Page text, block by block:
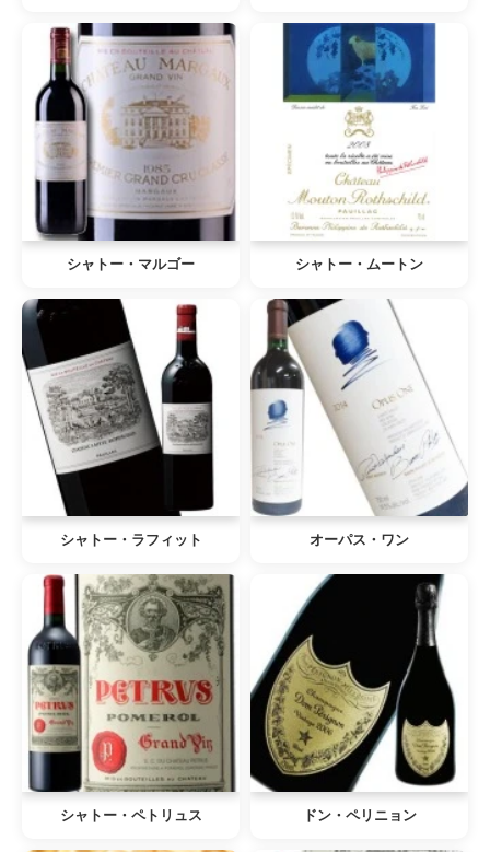
シャトー・マルゴー シャトー・ムートン
シャトー・ラフィット オーパス・ワン
シャトー・ペトリュス ドン・ペリニョン